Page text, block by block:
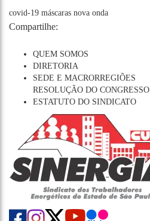
covid-19 máscaras nova onda
Compartilhe:
QUEM SOMOS
DIRETORIA
SEDE E MACRORREGIÕES
RESOLUÇÃO DO CONGRESSO
ESTATUTO DO SINDICATO